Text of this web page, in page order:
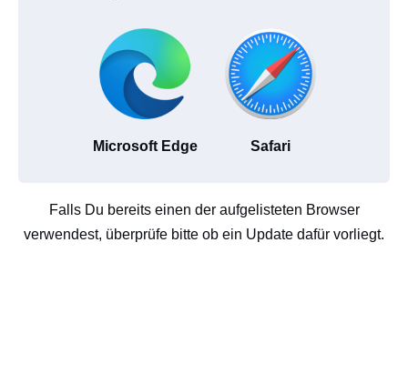
Microsoft Edge Safari
Falls Du bereits einen der aufgelisteten Browser
verwendest, überprüfe bitte ob ein Update dafür vorliegt.